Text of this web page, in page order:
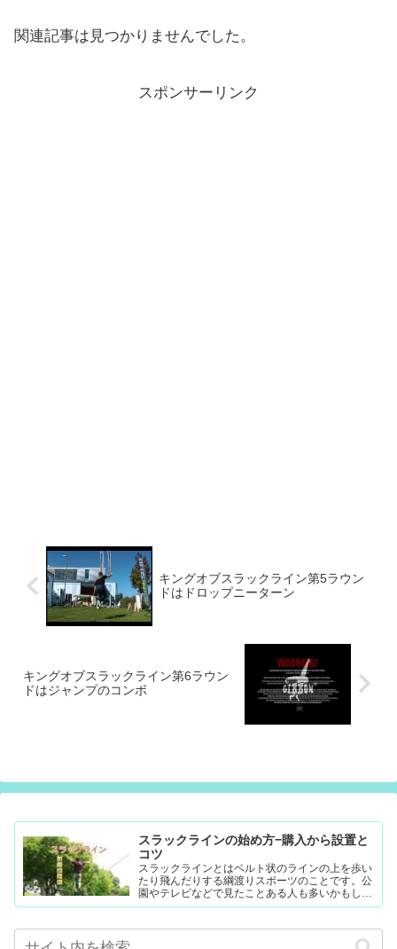
関連記事は見つかりませんでした。
スポンサーリンク
キングオブスラックライン第5ラウン
ドはドロップニーターン
キングオブスラックライン第6ラウン
ドはジャンプのコンボ
スラックラインの始め方−購入から設置と
コツ
スラックラインとはベルト状のラインの上を歩い
たり飛んだりする綱渡りスポーツのことです。公
園やテレビなどで見たことある人も多いかもしれ
ません。難易度調整が簡単なので幼児から大人ま